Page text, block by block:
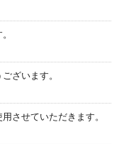
ざいます。
させていただきます。